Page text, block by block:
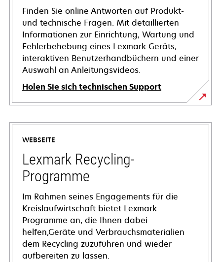
Finden Sie online Antworten auf Produkt-
und technische Fragen. Mit detaillierten
Informationen zur Einrichtung, Wartung und
Fehlerbehebung eines Lexmark Geräts,
interaktiven Benutzerhandbüchern und einer
Auswahl an Anleitungsvideos.
Holen Sie sich technischen Support
wird
in
neuen
Registerkarte
geöffnet
WEBSEITE
Lexmark Recycling-
Programme
Im Rahmen seines Engagements für die
Kreislaufwirtschaft bietet Lexmark
Programme an, die Ihnen dabei
helfen,Geräte und Verbrauchsmaterialien
dem Recycling zuzuführen und wieder
aufbereiten zu lassen.